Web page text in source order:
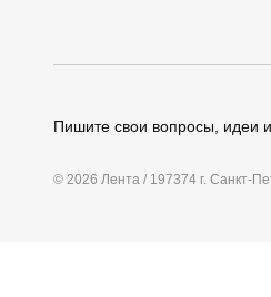
Пишите свои вопросы, идеи
© 2026 Лента / 197374 г. Санкт-